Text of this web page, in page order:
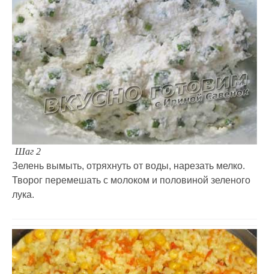
Шаг 2
Зелень вымыть, отряхнуть от воды, нарезать мелко.
Творог перемешать с молоком и половиной зеленого
лука.